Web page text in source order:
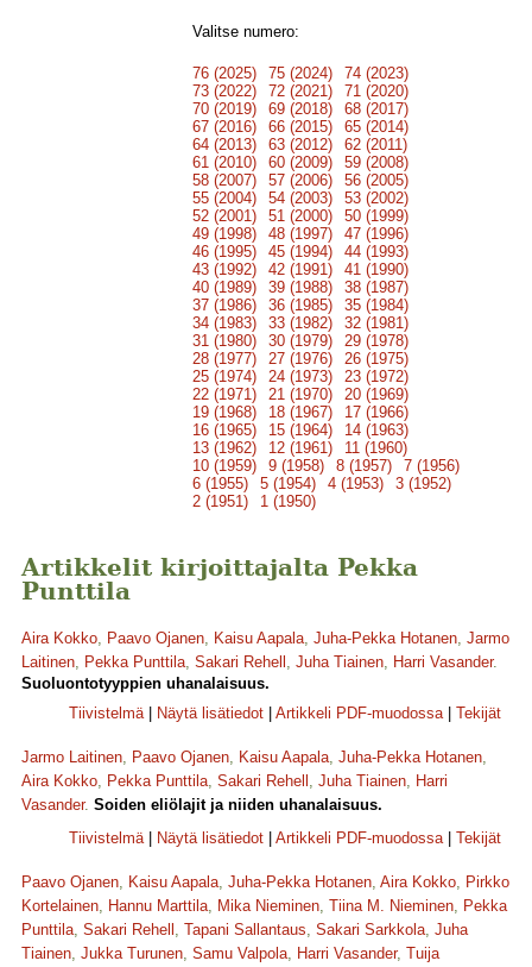
Valitse numero:
76 (2025) 75 (2024)
74 (2023)
73 (2022)
72 (2021)
71 (2020)
70 (2019)
69 (2018)
68 (2017)
67 (2016)
66 (2015)
65 (2014)
64 (2013)
63 (2012)
62 (2011)
61 (2010)
60 (2009)
59 (2008)
58 (2007)
57 (2006)
56 (2005)
55 (2004)
54 (2003)
53 (2002)
52 (2001)
51 (2000)
50 (1999)
49 (1998)
48 (1997)
47 (1996)
46 (1995)
45 (1994)
44 (1993)
43 (1992)
42 (1991)
41 (1990)
40 (1989)
39 (1988)
38 (1987)
37 (1986)
36 (1985)
35 (1984)
34 (1983)
33 (1982)
32 (1981)
31 (1980)
30 (1979)
29 (1978)
28 (1977)
27 (1976)
26 (1975)
25 (1974)
24 (1973)
23 (1972)
22 (1971)
21 (1970)
20 (1969)
19 (1968)
18 (1967)
17 (1966)
16 (1965)
15 (1964)
14 (1963)
13 (1962)
12 (1961)
11 (1960)
10 (1959)
9 (1958) 8 (1957)
7 (1956)
6 (1955)
5 (1954) 4 (1953)
3 (1952)
2 (1951)
1 (1950)
Artikkelit kirjoittajalta Pekka
Punttila
Aira Kokko, Paavo Ojanen, Kaisu Aapala, Juha-Pekka Hotanen, Jarmo
Laitinen, Pekka Punttila, Sakari Rehell , Juha Tiainen, Harri Vasander.
Suoluontotyyppien uhanalaisuus.
Tiivistelmä| Näytä lisätiedot Artikkeli PDF-muodossa| Tekijät
Jarmo Laitinen, Paavo Ojanen, Kaisu Aapala, Juha-Pekka Hotanen,
Aira Kokko, Pekka Punttila, Sakari Rehell , Juha Tiainen, Harri
Vasander. Soiden eliölajit ja niiden uhanalaisuus.
Tiivistelmä| Näytä lisätiedot Artikkeli PDF-muodossa| Tekijät
Paavo Ojanen, Kaisu Aapala, Juha-Pekka Hotanen, Aira Kokko, Pirkko
Kortelainen, Hannu Marttila, Mika Nieminen, Tiina M. Nieminen, Pekka
Punttila, Sakari Rehell , Tapani Sallantaus, Sakari Sarkkola, Juha
Tiainen, Jukka Turunen, Samu Valpola, Harri Vasander, Tuija